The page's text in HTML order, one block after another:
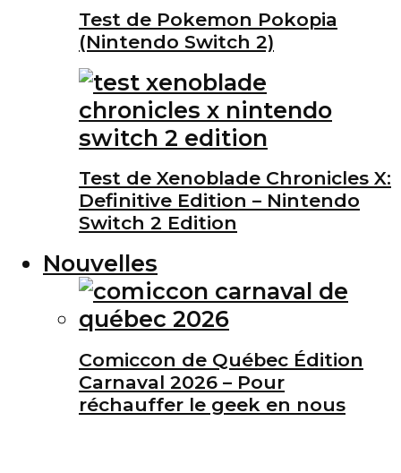
Test de Pokemon Pokopia
(Nintendo Switch 2)
Test de Xenoblade Chronicles X:
Definitive Edition – Nintendo
Switch 2 Edition
Nouvelles
Comiccon de Québec Édition
Carnaval 2026 – Pour
réchauffer le geek en nous